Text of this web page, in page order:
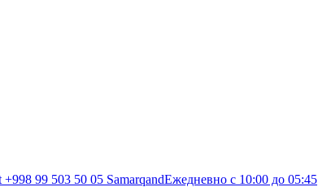
99 503 50 05 SamarqandЕжедневно с 10:00 до 05:45